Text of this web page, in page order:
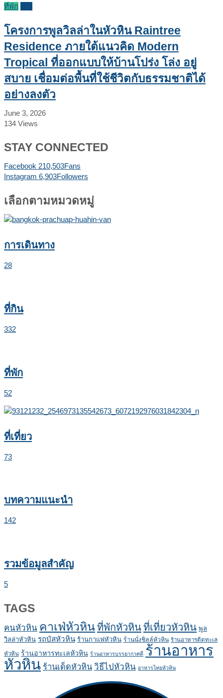
ที่พัก
โครงการพูลวิลล่าในหัวหิน Raintree
Residence ภายใต้แนวคิด Modern
Tropical ที่ออกแบบให้บ้านโปร่ง โล่ง อยู่
สบาย เชื่อมต่อพื้นที่ใช้ชีวิตกับธรรมชาติได้
อย่างลงตัว
June 3, 2026
134 Views
STAY CONNECTED
Facebook 210,503Fans
Instagram 6,903Followers
เลือกตามหมวดหมู่
การเดินทาง
28
ที่กิน
332
ที่พัก
52
ที่เที่ยว
73
บทความแนะนำ
142
รวมข้อมูลสำคัญ
5
TAGS
คนหัวหิน คาเฟ่หัวหินที่พักหัวหินที่เที่ยวหัวหิน พูล
วิลล่าหัวหิน รถบัสหัวหิน ร้านกาแฟหัวหิน ร้านนั่งชิลล์หัวหิน ร้านอาหารติดทะเล
หัวหิน ร้านอาหารทะเลหัวหิน ร้านอาหารบรรยากาศดี ร้านอาหาร
หัวหิน ร้านเด็ดหัวหิน วิธีไปหัวหิน อาหารไทยหัวหิน